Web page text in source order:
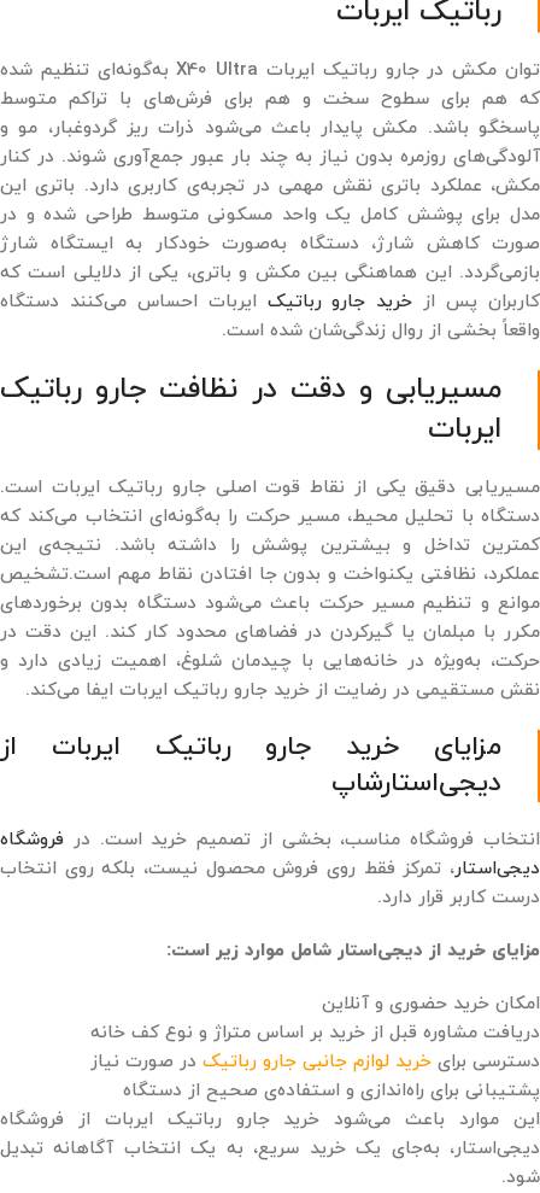
رباتیک ایربات
توان مکش در جارو رباتیک ایربات X40 Ultra به‌گونه‌ای تنظیم شده
که هم برای سطوح سخت و هم برای فرش‌های با تراکم متوسط
پاسخگو باشد. مکش پایدار باعث می‌شود ذرات ریز گردوغبار، مو و
آلودگی‌های روزمره بدون نیاز به چند بار عبور جمع‌آوری شوند. در کنار
مکش، عملکرد باتری نقش مهمی در تجربه‌ی کاربری دارد. باتری این
مدل برای پوشش کامل یک واحد مسکونی متوسط طراحی شده و در
صورت کاهش شارژ، دستگاه به‌صورت خودکار به ایستگاه شارژ
بازمی‌گردد. این هماهنگی بین مکش و باتری، یکی از دلایلی است که
کاربران پس از خرید جارو رباتیک ایربات احساس می‌کنند دستگاه
واقعاً بخشی از روال زندگی‌شان شده است.
مسیریابی و دقت در نظافت جارو رباتیک
ایربات
مسیریابی دقیق یکی از نقاط قوت اصلی جارو رباتیک ایربات است.
دستگاه با تحلیل محیط، مسیر حرکت را به‌گونه‌ای انتخاب می‌کند که
کمترین تداخل و بیشترین پوشش را داشته باشد. نتیجه‌ی این
عملکرد، نظافتی یکنواخت و بدون جا افتادن نقاط مهم است.تشخیص
موانع و تنظیم مسیر حرکت باعث می‌شود دستگاه بدون برخوردهای
مکرر با مبلمان یا گیرکردن در فضاهای محدود کار کند. این دقت در
حرکت، به‌ویژه در خانه‌هایی با چیدمان شلوغ، اهمیت زیادی دارد و
نقش مستقیمی در رضایت از خرید جارو رباتیک ایربات ایفا می‌کند.
مزایای خرید جارو رباتیک ایربات از
دیجی‌استارشاپ
انتخاب فروشگاه مناسب، بخشی از تصمیم خرید است. در فروشگاه
دیجی‌استار، تمرکز فقط روی فروش محصول نیست، بلکه روی انتخاب
درست کاربر قرار دارد.
مزایای خرید از دیجی‌استار شامل موارد زیر است:
امکان خرید حضوری و آنلاین
دریافت مشاوره قبل از خرید بر اساس متراژ و نوع کف خانه
دسترسی برای خرید لوازم جانبی جارو رباتیک در صورت نیاز
پشتیبانی برای راه‌اندازی و استفاده‌ی صحیح از دستگاه
این موارد باعث می‌شود خرید جارو رباتیک ایربات از فروشگاه
دیجی‌استار، به‌جای یک خرید سریع، به یک انتخاب آگاهانه تبدیل
شود.